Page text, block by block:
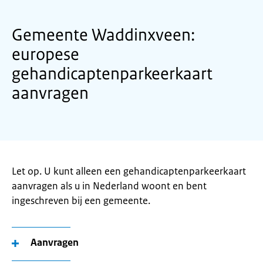
Gemeente Waddinxveen:
europese
gehandicaptenparkeerkaart
aanvragen
Let op. U kunt alleen een gehandicaptenparkeerkaart
aanvragen als u in Nederland woont en bent
ingeschreven bij een gemeente.
Aanvragen